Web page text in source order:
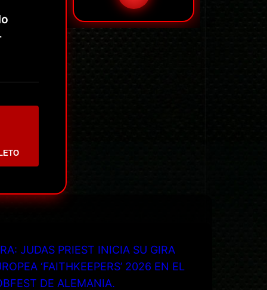
JUDAS PRIEST INICIA SU GIRA
‘FAITHKEEPERS’ 2026 EN EL
DE ALEMANIA.